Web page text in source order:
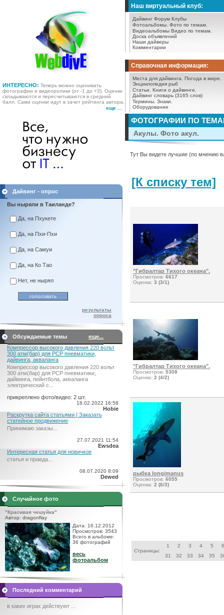
ИНТЕРЕСНО: Теперь можно оценивать
фотографии и видеоролики (от -1 до +3). Оценки
складываются и пересчитываются в средний
балл. Сами оценки идут в зачет рейтинга автора.
еще ...
Наш виртуальный клуб:
Дайвинг Форум Клубы
Фотоальбомы. Фото по темам.
Видеоальбомы Видео по темам.
Доска объявлений
Наши дайверы
Комментарии
Справочная информация:
Места для дайвинга.
Погода в мире.
Энциклопедия рыб
Статьи.
Книги о дайвинге.
Дайвинг словарь (3165 слов)
Термины. Знаки.
Оборудование
Дайвинг - опрос
Вы ныряли в Таиланде?
Да, на Пхукете
Да, на Пхи-Пхи
Да, на Самуи
Да, на Ко Тао
Нет, не нырял
результаты
опроса
Обсуждаемые темы
еще...
Компрессор высокого давления 220 вольт
300 атм(бар) для PCP пневматики,
дайвинга, акваланга
Компрессор высокого давления 220 вольт
300 атм(бар) для PCP пневматики,
дайвинга, пейнтбола, акваланга
электрический c...
прикреплено фото/видео: 2 шт.
18.02.2022 16:58
Hobie
Раскрутка сайта статьями | Заказать
статейное продвижение
Принимаю заказы...
27.07.2021 11:54
Ewsdea
Интересная статья для новичков
статья и правда...
08.07.2020 8:09
Dewed
Случайное фото
"Красивая чешуйка"
Автор: dragonflay
Дата: 16.12.2012
Просмотров: 3543
Всего в альбоме:
36 фотографий
весь
фотоальбом
Последний комментарий
в каких играх действуют ...
ФОТОГРАФИИ ПО
Акулы. Фото акул.
Тут Вы видете лучшие (по мнению
[К списку тем]
"Гибралтар Тихого океана".
Просмотров: 6617
Оценка: 3 (3/1)
"Гибралтар Тихого океана".
Просмотров: 5308
Оценка: 2 (4/2)
рыбка longimanus
Просмотров: 6055
Оценка: 2 (6/3)
Страницы:
1 2 3 4 5
6
31
32 33 34 35